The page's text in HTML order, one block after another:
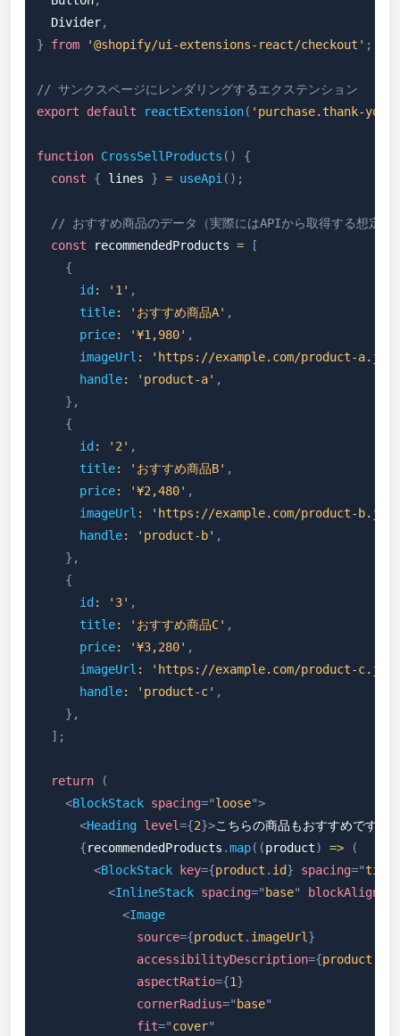
Divider,
}
from '@shopify/ui-extensions-react/checkout' ;
// サンクスページにレンダリングするエクステンション
export
default reactExtension( 'purchase.thank-
function CrossSellProducts ( )
{
const
{ lines } = useApi( ) ;
// おすすめ商品のデータ（実際にはAPIから取得する想定）
const recommendedProducts =
[
{
id : '1' ,
title: 'おすすめ商品A' ,
price: '¥1,980' ,
imageUrl :
'https://example.com/product-a.jpg'
handle: 'product-a' ,
} ,
{
id : '2' ,
title: 'おすすめ商品B' ,
price: '¥2,480' ,
imageUrl :
'https://example.com/product-b.jpg'
handle: 'product-b' ,
} ,
{
id : '3' ,
title: 'おすすめ商品C' ,
price: '¥3,280' ,
imageUrl :
'https://example.com/product-c.jpg'
handle: 'product-c' ,
} ,
] ;
return
(
<BlockStack spacing="loose">
<Heading level={2}>こちらの商品もおすすめです
{recommendedProducts .map( (product) =>
(
<BlockStack key={product . id} spacing="tight
<InlineStack spacing=" base"
<Image
source={product . imageUrl}
accessibilityDescription={product
aspectRatio={1}
cornerRadius=" base"
fit="cover"